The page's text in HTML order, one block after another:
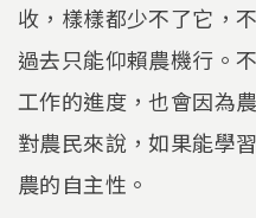
收，樣樣都少不了它，
過去只能仰賴農機行。
工作的進度，也會因為
對農民來說，如果能學
農的自主性。